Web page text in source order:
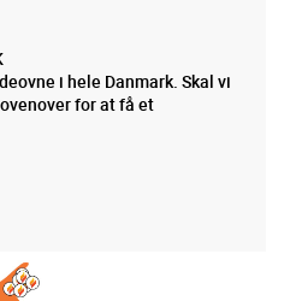
i hele Danmark. Skal vi
for at få et